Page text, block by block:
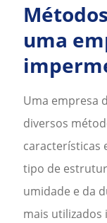
uma
Uma empresa
diversos
características
tipo de
umidade e da
mais utilizados